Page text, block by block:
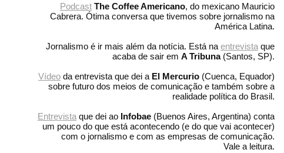
Podcast The Coffee Americano, do mexicano Mauricio
Cabrera. Ótima conversa que tivemos sobre jornalismo na
América Latina.
Jornalismo é ir mais além da notícia. Está na entrevista que
acaba de sair em A Tribuna(Santos, SP).
Vídeo da entrevista que dei a El Mercurio (Cuenca, Equador)
sobre futuro dos meios de comunicação e também sobre a
realidade política do Brasil.
Entrevista que dei ao Infobae (Buenos Aires, Argentina) conta
um pouco do que está acontecendo (e do que vai acontecer)
com o jornalismo e com as empresas de comunicação.
Vale a leitura.